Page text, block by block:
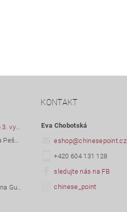
Pavla Pešková
Zuzana Gutwirtová
KONTAKT
Eva Chobotská
eshop@chinesepoint.cz
+420 604 131 128
sledujte nás na FB
chinese_point